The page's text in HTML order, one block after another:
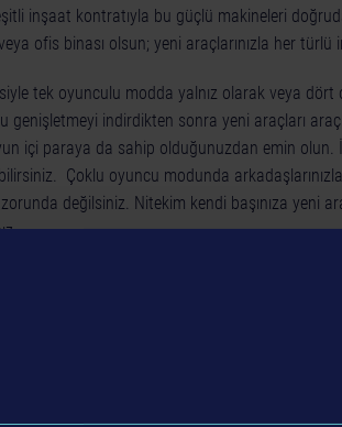
inşaat kontratıyla bu güçlü makineleri
ofis binası olsun; yeni araçlarınızla her türlü
tek oyunculu modda yalnız olarak veya
indirdikten sonra yeni araçları araç
içi paraya da sahip olduğunuzdan emin
Çoklu oyuncu modunda
değilsiniz. Nitekim kendi başınıza yeni
için Construction Simulator 2015